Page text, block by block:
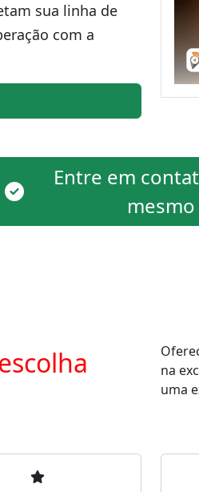
sua linha de
com a
Entre em
mesmo
na
uma